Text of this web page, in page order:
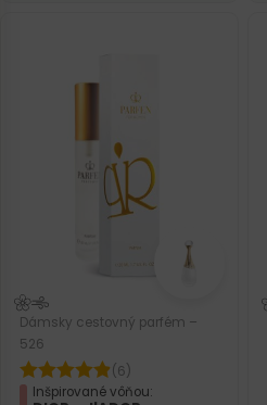
Dámsky cestovný parfém –
526
(6)
Inšpirované vôňou: